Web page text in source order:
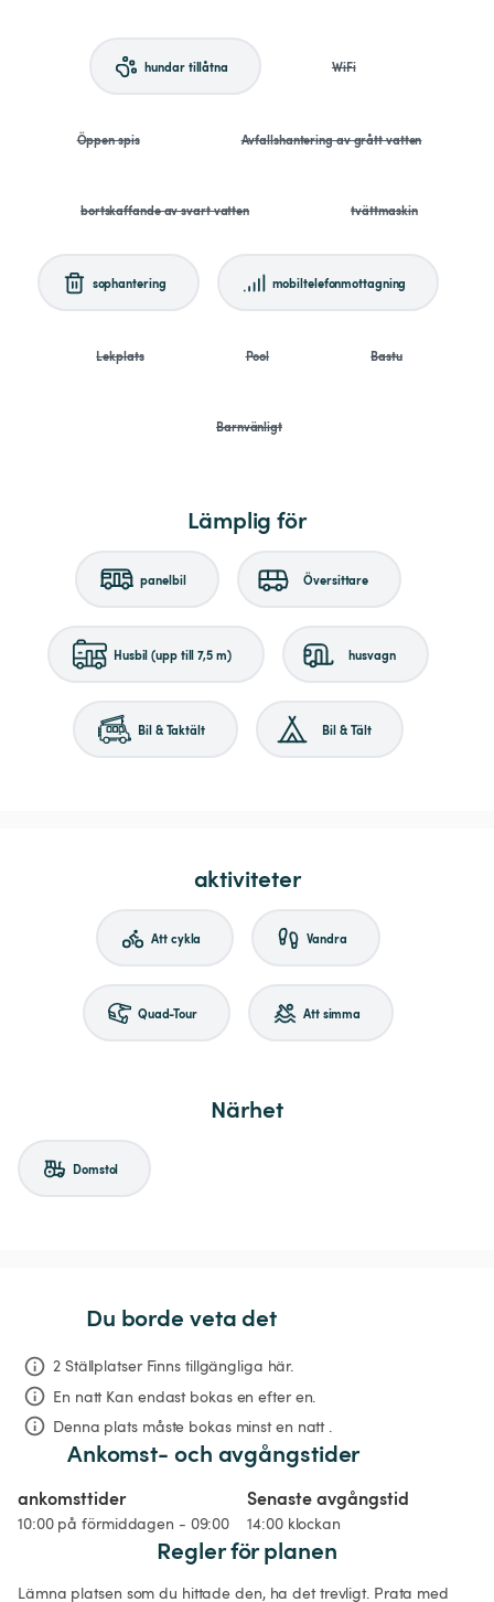
hundar tillåtna WiFi
Öppen spis Avfallshantering av grått vatten
bortskaffande av svart vatten tvättmaskin
sophantering mobiltelefonmottagning
Lekplats Pool Bastu
Barnvänligt
Lämplig för
panelbil Översittare
Husbil (upp till 7,5 m) husvagn
Bil & Taktält Bil & Tält
aktiviteter
Att cykla Vandra
Quad-Tour Att simma
Närhet
Domstol
Du borde veta det
2 Ställplatser Finns tillgängliga här.
En natt Kan endast bokas en efter en.
Denna plats måste bokas minst en natt .
Ankomst- och avgångstider
ankomsttider
10:00 på förmiddagen - 09:00
Senaste avgångstid
14:00 klockan
Regler för planen
Lämna platsen som du hittade den, ha det trevligt. Prata med